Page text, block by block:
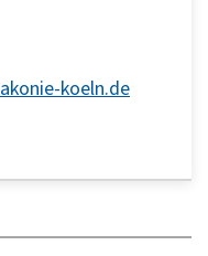
koeln.de